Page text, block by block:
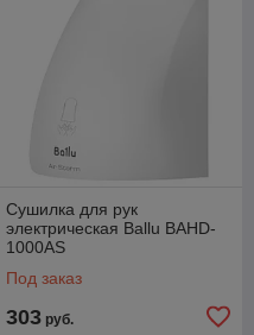
Сушилка для рук
электрическая Ballu BAHD-
1000AS
Под заказ
303 руб.